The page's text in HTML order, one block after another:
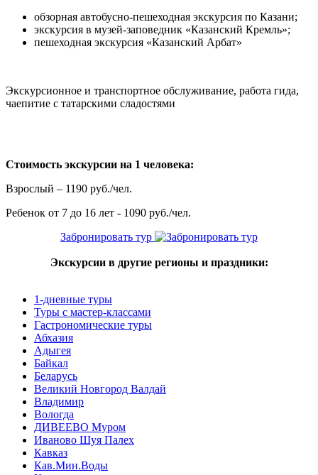
обзорная автобусно-пешеходная экскурсия по Казани;
экскурсия в музей-заповедник «Казанский Кремль»;
пешеходная экскурсия «Казанский Арбат»
Экскурсионное и транспортное обслуживание, работа гида,
чаепитие с татарскими сладостями
Стоимость экскурсии на 1 человека:
Взрослый – 1190 руб./чел.
Ребенок от 7 до 16 лет - 1090 руб./чел.
Забронировать тур
Экскурсии в другие регионы и праздники:
1-дневные туры
Туры с мастер-классами
Гастрономические туры
Абхазия
Адыгея
Байкал
Беларусь
Великий Новгород Валдай
Владимир
Вологда
ДИВЕЕВО Муром
Иваново Шуя Палех
Кавказ
Кав.Мин.Воды